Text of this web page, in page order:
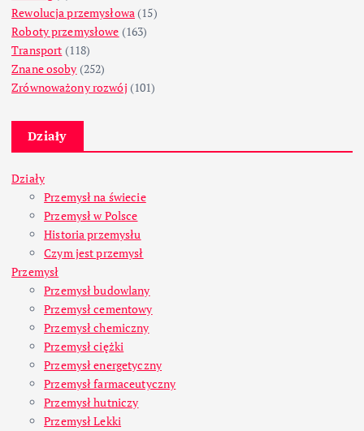
Rewolucja przemysłowa (15)
Roboty przemysłowe (163)
Transport (118)
Znane osoby (252)
Zrównoważony rozwój (101)
Działy
Działy
Przemysł na świecie
Przemysł w Polsce
Historia przemysłu
Czym jest przemysł
Przemysł
Przemysł budowlany
Przemysł cementowy
Przemysł chemiczny
Przemysł ciężki
Przemysł energetyczny
Przemysł farmaceutyczny
Przemysł hutniczy
Przemysł Lekki